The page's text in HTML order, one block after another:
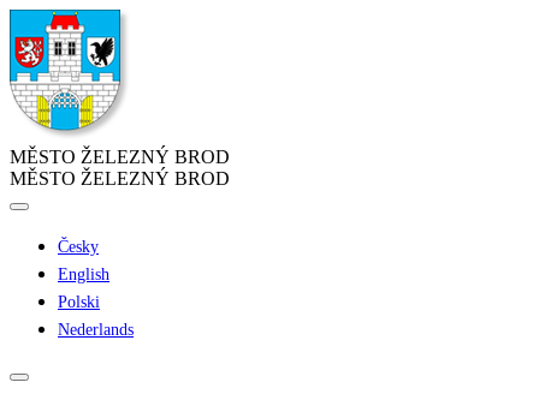
MĚSTO ŽELEZNÝ BROD
MĚSTO ŽELEZNÝ BROD
Česky
English
Polski
Nederlands